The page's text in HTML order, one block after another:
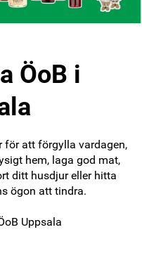
ÖoB i
för att förgylla vardagen,
hem, laga god mat,
ditt husdjur eller hitta
ögon att tindra.
Uppsala